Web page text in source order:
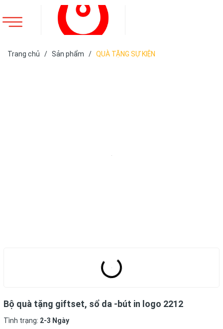
Trang chủ / Sản phẩm / QUÀ TẶNG SỰ KIỆN
Bộ quà tặng giftset, sổ da -bút in logo 2212
Tình trạng: 2-3 Ngày